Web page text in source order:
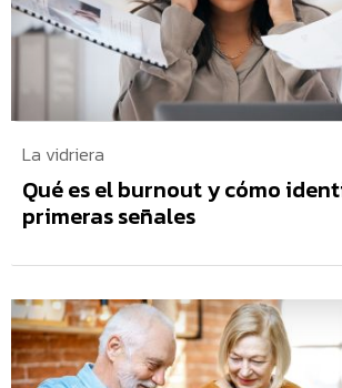
La vidriera
Qué es el burnout y cómo
primeras señales